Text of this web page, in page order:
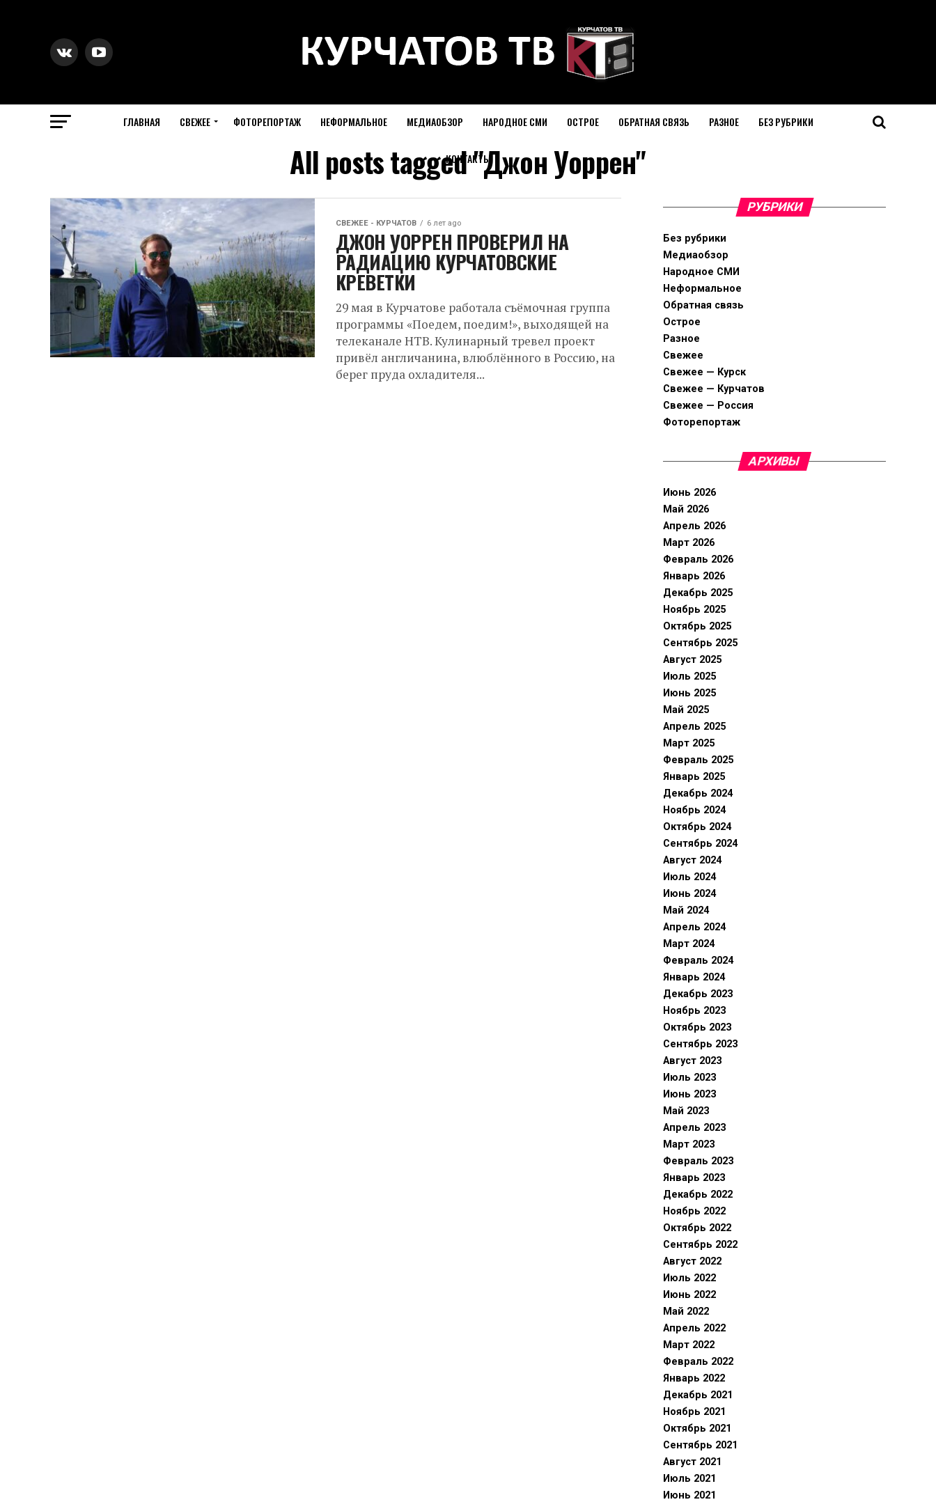
ГЛАВНАЯ СВЕЖЕЕ ФОТОРЕПОРТАЖ НЕФОРМАЛЬНОЕ МЕДИАОБЗОР НАРОДНОЕ СМИ ОСТРОЕ ОБРАТНАЯ СВЯЗЬ РАЗНОЕ БЕЗ РУБРИКИ
КОНТАКТЫ
All posts tagged "Джон Уоррен"
СВЕЖЕЕ - КУРЧАТОВ 6 лет ago
ДЖОН УОРРЕН ПРОВЕРИЛ НА
РАДИАЦИЮ КУРЧАТОВСКИЕ
КРЕВЕТКИ
29 мая в Курчатове работала съёмочная группа
программы «Поедем, поедим!», выходящей на
телеканале НТВ. Кулинарный тревел проект
привёл англичанина, влюблённого в Россию, на
берег пруда охладителя...
РУБРИКИ
Без рубрики
Медиаобзор
Народное СМИ
Неформальное
Обратная связь
Острое
Разное
Свежее
Свежее — Курск
Свежее — Курчатов
Свежее — Россия
Фоторепортаж
АРХИВЫ
Июнь 2026
Май 2026
Апрель 2026
Март 2026
Февраль 2026
Январь 2026
Декабрь 2025
Ноябрь 2025
Октябрь 2025
Сентябрь 2025
Август 2025
Июль 2025
Июнь 2025
Май 2025
Апрель 2025
Март 2025
Февраль 2025
Январь 2025
Декабрь 2024
Ноябрь 2024
Октябрь 2024
Сентябрь 2024
Август 2024
Июль 2024
Июнь 2024
Май 2024
Апрель 2024
Март 2024
Февраль 2024
Январь 2024
Декабрь 2023
Ноябрь 2023
Октябрь 2023
Сентябрь 2023
Август 2023
Июль 2023
Июнь 2023
Май 2023
Апрель 2023
Март 2023
Февраль 2023
Январь 2023
Декабрь 2022
Ноябрь 2022
Октябрь 2022
Сентябрь 2022
Август 2022
Июль 2022
Июнь 2022
Май 2022
Апрель 2022
Март 2022
Февраль 2022
Январь 2022
Декабрь 2021
Ноябрь 2021
Октябрь 2021
Сентябрь 2021
Август 2021
Июль 2021
Июнь 2021